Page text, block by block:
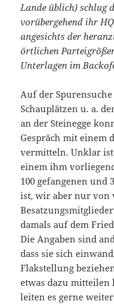
Lande üblich) schlug
vorübergehend ihr
angesichts der
örtlichen
Unterlagen im
Auf der
Schauplätzen u. a.
an der Steinegge
Gespräch mit einem
vermitteln. Unklar ist
einem ihm
100 gefangenen und
ist, wir aber nur von
damals auf dem
Die Angaben sind
dass sie sich
Flakstellung
etwas dazu mitteilen
leiten es gerne